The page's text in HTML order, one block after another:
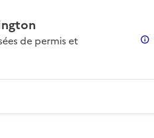
de permis et